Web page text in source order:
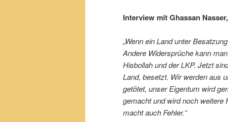
Interview mit Ghassan
„Wenn ein Land unter
Andere Widersprüche kann
Hisbollah und der LKP. Jetzt
Land, besetzt. Wir werden aus
getötet, unser Eigentum wird
gemacht und wird noch weitere
macht auch Fehler.“